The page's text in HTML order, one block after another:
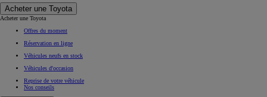
Acheter une Toyota
Acheter une Toyota
Offres du moment
Réservation en ligne
Véhicules neufs en stock
Véhicules d'occasion
Reprise de votre véhicule
Nos conseils